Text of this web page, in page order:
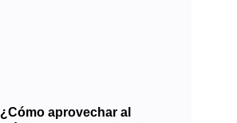
¿Cómo aprovechar al